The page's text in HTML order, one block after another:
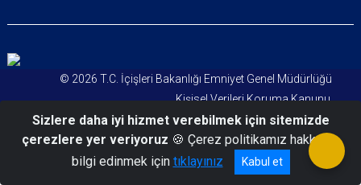
© 2026 T.C. İçişleri Bakanlığı Emniyet Genel Müdürlüğü
Kişisel Verileri Koruma Kanunu
Aydınlatma Metni
Sizlere daha iyi hizmet verebilmek için sitemizde
çerezlere yer veriyoruz 🍪 Çerez politikamız hakkında
bilgi edinmek için tıklayınız Kabul et